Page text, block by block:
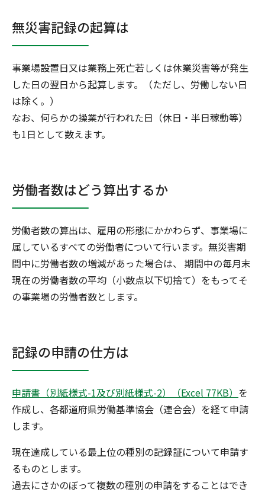
無災害記録の起算は
事業場設置日又は業務上死亡若しくは休業災害等が発生
した日の翌日から起算します。（ただし、労働しない日
は除く。）
なお、何らかの操業が行われた日（休日・半日稼動等）
も1日として数えます。
労働者数はどう算出するか
労働者数の算出は、雇用の形態にかかわらず、事業場に
属しているすべての労働者について行います。無災害期
間中に労働者数の増減があった場合は、 期間中の毎月末
現在の労働者数の平均（小数点以下切捨て）をもってそ
の事業場の労働者数とします。
記録の申請の仕方は
申請書（別紙様式-1及び別紙様式-2）（Excel 77KB） を
作成し、各都道府県労働基準協会（連合会）を経て申請
します。
現在達成している最上位の種別の記録証について申請す
るものとします。
過去にさかのぼって複数の種別の申請をすることはでき